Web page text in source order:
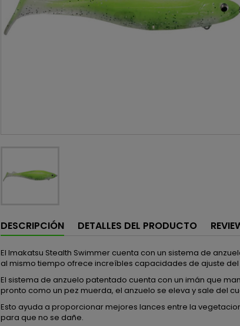
DESCRIPCIÓN DETALLES DEL PRODUCTO
El Imakatsu Stealth Swimmer cuenta con un sistema de
al mismo tiempo ofrece increíbles capacidades de ajuste del
El sistema de anzuelo patentado cuenta con un imán que
pronto como un pez muerda, el anzuelo se eleva y sale del
Esto ayuda a proporcionar mejores lances entre la
para que no se dañe.